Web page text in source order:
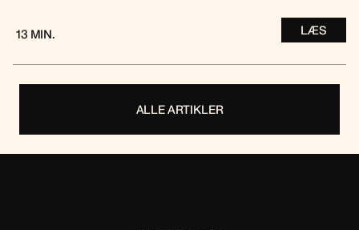
13 MIN. LÆS
ALLE ARTIKLER